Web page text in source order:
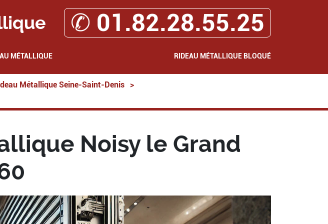
✆ 01.82.28.55.25
MÉTALLIQUE RIDEAU MÉTALLIQUE BLOQUÉ
Métallique Seine-Saint-Denis
>
Noisy le Grand